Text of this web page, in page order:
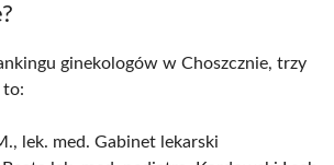
ginekologów w Choszcznie, trzy
to:
lek. med. Gabinet lekarski